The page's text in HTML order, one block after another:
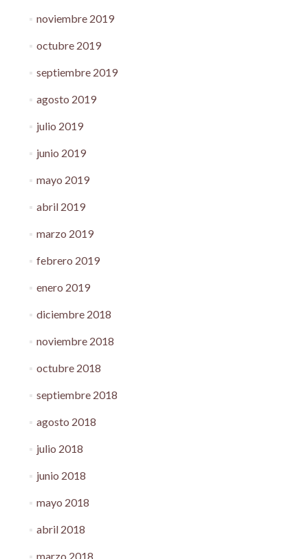
noviembre 2019
octubre 2019
septiembre 2019
agosto 2019
julio 2019
junio 2019
mayo 2019
abril 2019
marzo 2019
febrero 2019
enero 2019
diciembre 2018
noviembre 2018
octubre 2018
septiembre 2018
agosto 2018
julio 2018
junio 2018
mayo 2018
abril 2018
marzo 2018